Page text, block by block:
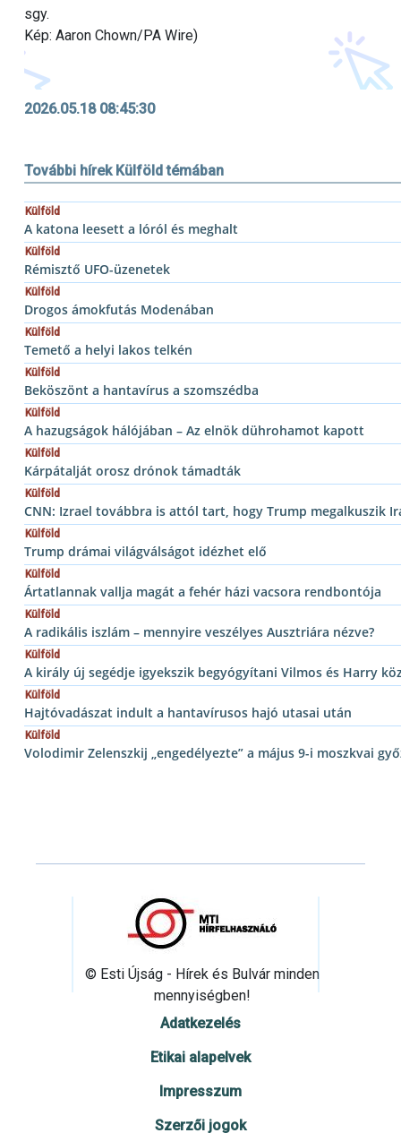
sgy.
Kép: Aaron Chown/PA Wire)
2026.05.18 08:45:30
További hírek Külföld témában
Külföld
A katona leesett a lóról és meghalt
Külföld
Rémisztő UFO-üzenetek
Külföld
Drogos ámokfutás Modenában
Külföld
Temető a helyi lakos telkén
Külföld
Beköszönt a hantavírus a szomszédba
Külföld
A hazugságok hálójában – Az elnök dührohamot kapott
Külföld
Kárpátalját orosz drónok támadták
Külföld
CNN: Izrael továbbra is attól tart, hogy Trump megalkuszik
Külföld
Trump drámai világválságot idézhet elő
Külföld
Ártatlannak vallja magát a fehér házi vacsora rendbontója
Külföld
A radikális iszlám – mennyire veszélyes Ausztriára nézve?
Külföld
A király új segédje igyekszik begyógyítani Vilmos és Harry
Külföld
Hajtóvadászat indult a hantavírusos hajó utasai után
Külföld
Volodimir Zelenszkij „engedélyezte” a május 9-i moszkvai
© Esti Újság - Hírek és Bulvár minden
mennyiségben!
Adatkezelés
Etikai alapelvek
Impresszum
Szerzői jogok